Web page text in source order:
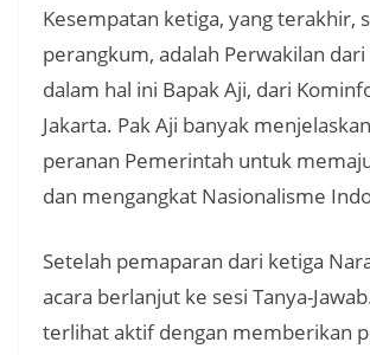
Kesempatan ketiga, yang terakhir,
perangkum, adalah Perwakilan
dalam hal ini Bapak Aji, dari
Jakarta. Pak Aji banyak
peranan Pemerintah untuk
dan mengangkat Nasionalisme
Setelah pemaparan dari ketiga
acara berlanjut ke sesi Tanya-
terlihat aktif dengan memberikan